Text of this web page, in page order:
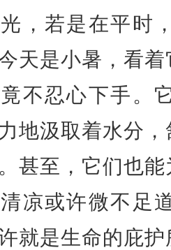
，若是在平时
天是小暑，看
不忍心下手。
地汲取着水分
甚至，它们也
凉或许微不足
就是生命的庇